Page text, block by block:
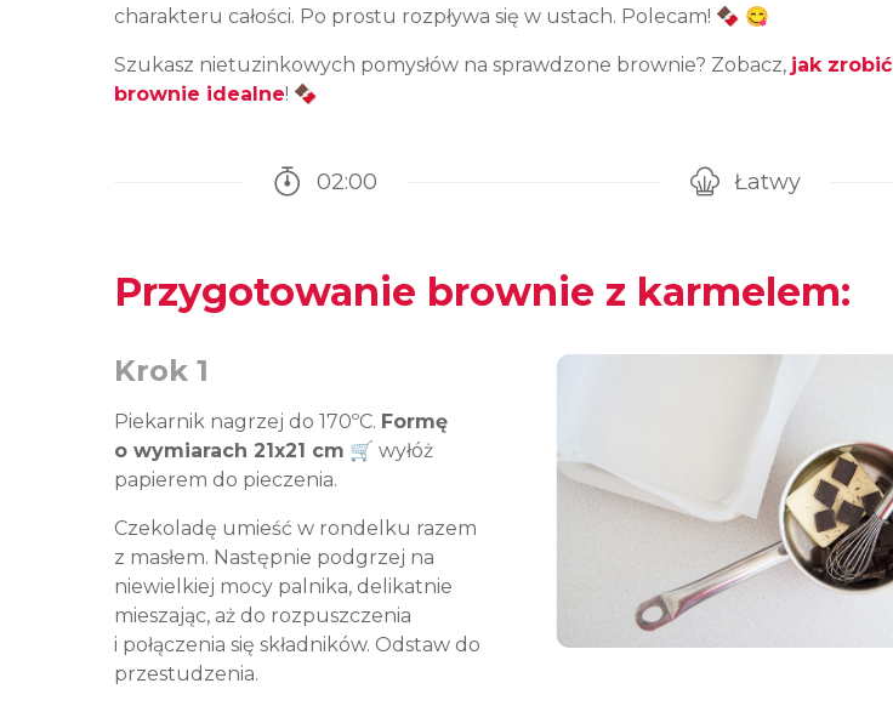
charakteru całości. Po prostu rozpływa się w ustach. Polecam! 🍫 😋
Szukasz nietuzinkowych pomysłów na sprawdzone brownie? Zobacz, jak zrobić
brownie idealne! 🍫
02:00
Łatwy
Przygotowanie brownie z karmelem:
Krok 1
Piekarnik nagrzej do 170ºC. Formę
o wymiarach 21x21 cm 🛒 wyłóż
papierem do pieczenia.
Czekoladę umieść w rondelku razem
z masłem. Następnie podgrzej na
niewielkiej mocy palnika, delikatnie
mieszając, aż do rozpuszczenia
i połączenia się składników. Odstaw do
przestudzenia.